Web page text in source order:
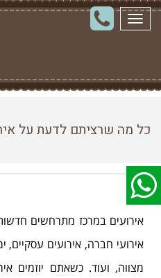
תפריט
כל מה שרציתם לדעת על
אירועים במרכז מתרחשים
אירועי חברה, אירועים
מצווה, ועוד. כשאתם יוזמים